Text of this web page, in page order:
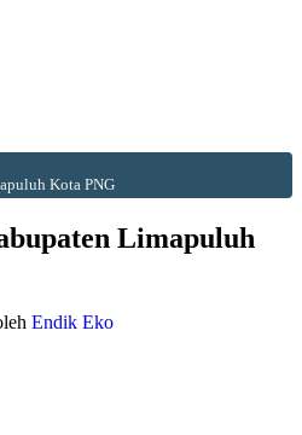
Kota PNG
Limapuluh
Endik Eko